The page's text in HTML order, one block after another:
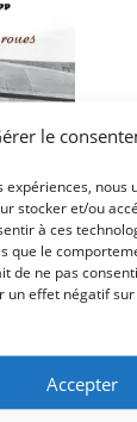
le
nous
stocker et/ou
à ces
que le
de ne pas
un effet négatif
Accepter
Une